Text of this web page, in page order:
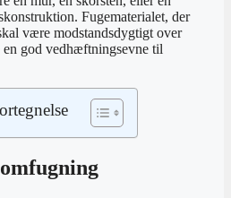
Fugematerialet, der
være modstandsdygtigt over
god vedhæftningsevne til